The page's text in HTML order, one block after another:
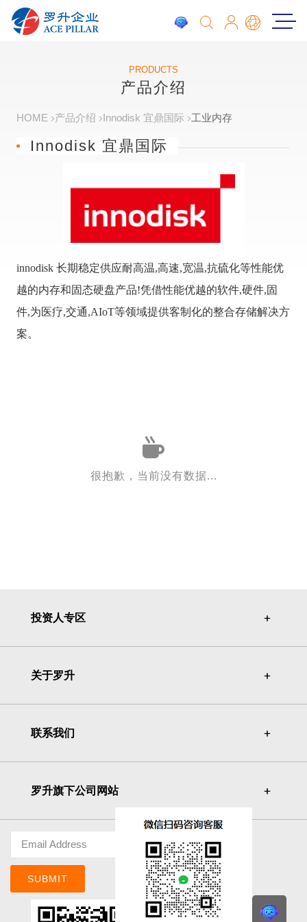
PRODUCTS
产品介绍
HOME 产品介绍 Innodisk 宜鼎国际 工业内存
Innodisk 宜鼎国际
innodisk 长期稳定供应耐高温,高速,宽温,抗硫化等性能优
越的内存和固态硬盘产品!凭借性能优越的软件,硬件,固
件,为医疗,交通,AIoT等领域提供客制化的整合存储解决方
案。
很抱歉，当前没有数据...
投资人专区 ＋
＋
关于罗升 ＋
＋
联系我们 ＋
＋
罗升旗下公司网站 ＋
＋
SUBMIT